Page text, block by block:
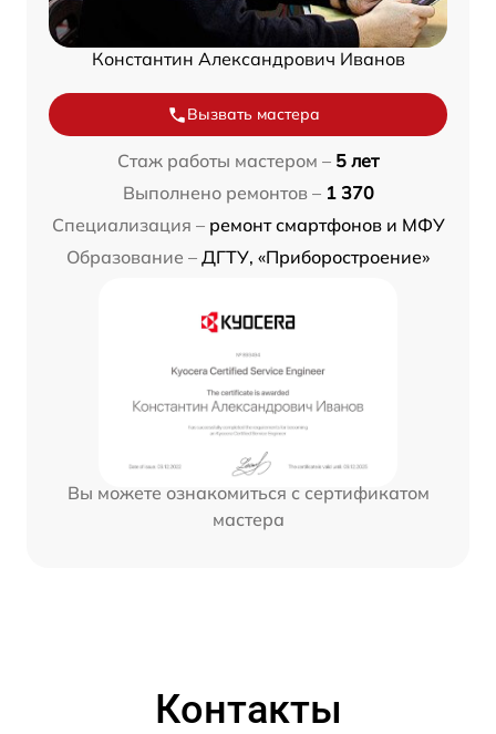
Константин Александрович Иванов
Вызвать мастера
Стаж работы мастером – 5 лет
Выполнено ремонтов – 1 370
Специализация – ремонт смартфонов и МФУ
Образование – ДГТУ, «Приборостроение»
Вы можете ознакомиться с сертификатом
мастера
Контакты